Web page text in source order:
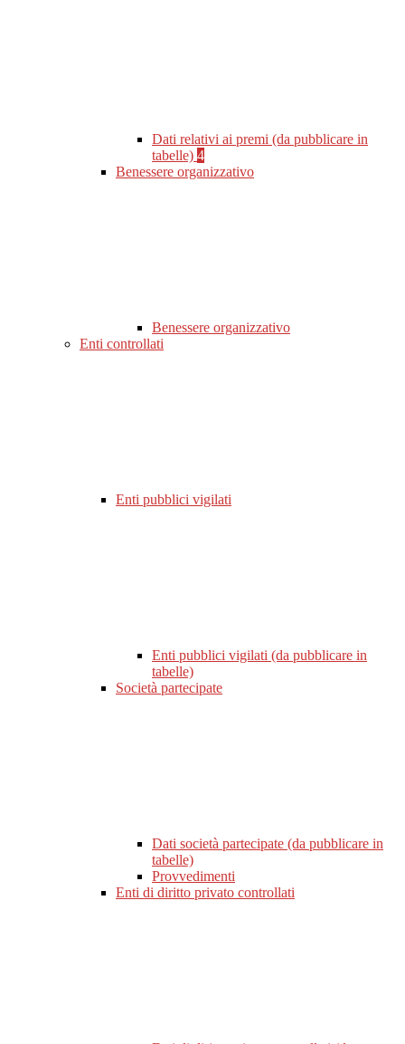
Dati relativi ai premi (da pubblicare in
tabelle) 4
Benessere organizzativo
Benessere organizzativo
Enti controllati
Enti pubblici vigilati
Enti pubblici vigilati (da pubblicare in
tabelle)
Società partecipate
Dati società partecipate (da pubblicare in
tabelle)
Provvedimenti
Enti di diritto privato controllati